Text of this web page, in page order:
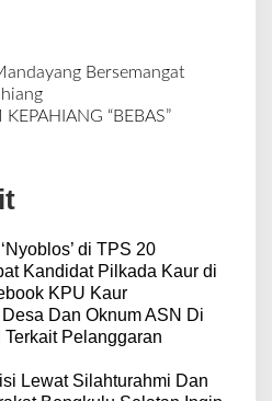
Bersemangat
KEPAHIANG “BEBAS”
di TPS 20
Kandidat Pilkada Kaur di
KPU Kaur
Dan Oknum ASN Di
Pelanggaran
Lewat Silahturahmi Dan